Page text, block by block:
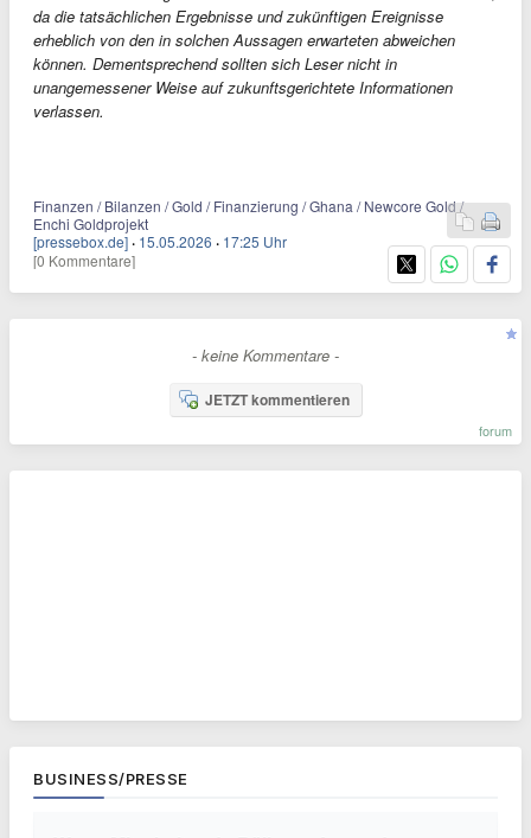
da die tatsächlichen Ergebnisse und zukünftigen Ereignisse
erheblich von den in solchen Aussagen erwarteten abweichen
können. Dementsprechend sollten sich Leser nicht in
unangemessener Weise auf zukunftsgerichtete Informationen
verlassen.
Finanzen / Bilanzen / Gold / Finanzierung / Ghana / Newcore Gold /
Enchi Goldprojekt
[pressebox.de] · 15.05.2026 · 17:25 Uhr
[0 Kommentare]
- keine Kommentare -
JETZT kommentieren
forum
BUSINESS/PRESSE